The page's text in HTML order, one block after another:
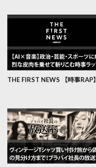
THE FIRST NEWS 【時事RAP】